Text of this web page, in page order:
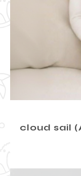
cloud sail